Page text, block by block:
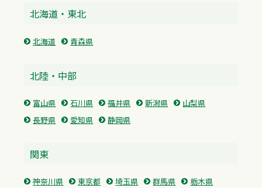
北海道・東北
北海道 青森県
北陸・中部
富山県 石川県 福井県 新潟県
山梨県
長野県
愛知県 静岡県
関東
神奈川県 東京都 埼玉県 群馬県
栃木県